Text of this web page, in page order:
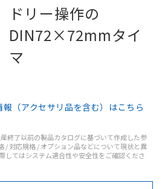
ドリー操作の
DIN72×72mmタイ
マ
（アクセサリ品を含む）はこちら
終了以前の製品カタログに基づいて作成した参
/ 対応規格 / オプション品などについて現状と異
してはシステム適合性や安全性をご確認くださ